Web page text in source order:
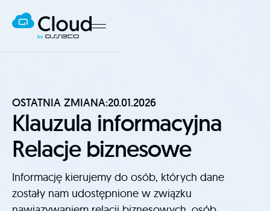
OSTATNIA ZMIANA:20.01.2026
Klauzula informacyjna
Relacje biznesowe
Informację kierujemy do osób, których dane
zostały nam udostępnione w związku